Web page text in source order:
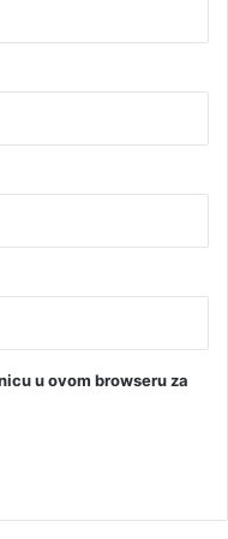
u ovom browseru za